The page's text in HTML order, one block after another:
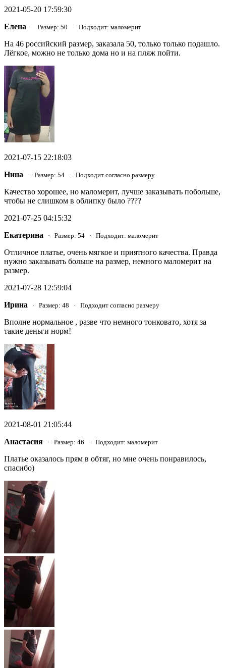
2021-05-20 17:59:30
Елена · Размер: 50 · Подходит: маломерит
На 46 российский размер, заказала 50, только только подашло.
Лёгкое, можно не только дома но и на пляж пойти.
2021-07-15 22:18:03
Нина · Размер: 54 · Подходит согласно размеру
Качество хорошее, но маломерит, лучше заказывать побольше,
чтобы не слишком в облипку было ????
2021-07-25 04:15:32
Екатерина · Размер: 54 · Подходит: маломерит
Отличное платье, очень мягкое и приятного качества. Правда
нужно заказывать больше на размер, немного маломерит на
размер.
2021-07-28 12:59:04
Ирина · Размер: 48 · Подходит согласно размеру
Вполне нормальное , разве что немного тонковато, хотя за
такие деньги норм!
2021-08-01 21:05:44
Анастасия · Размер: 46 · Подходит: маломерит
Платье оказалось прям в обтяг, но мне очень понравилось,
спасибо)